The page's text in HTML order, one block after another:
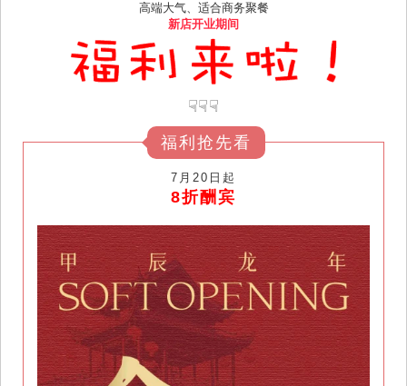
高端大气、适合商务聚餐
新店开业期间
☟☟☟
福利抢先看
7月20日起
8折酬宾